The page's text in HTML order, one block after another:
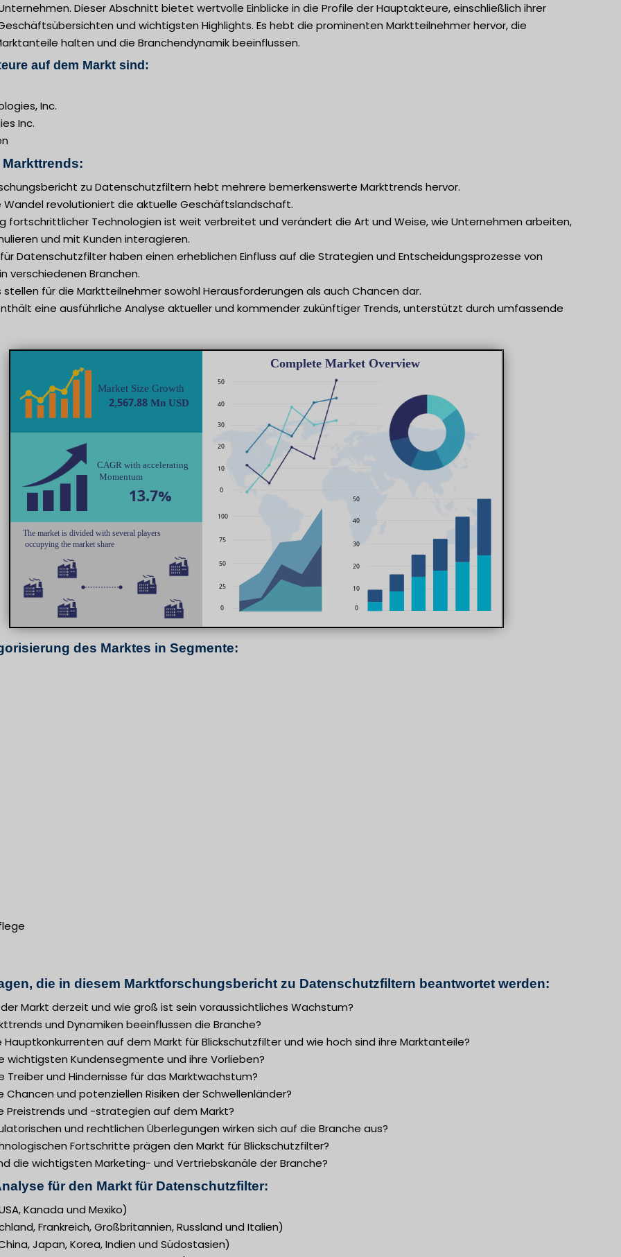
Dieser Abschnitt bietet wertvolle Einblicke in die Profile der Hauptakteure, einschließlich ihrer
und wichtigsten Highlights. Es hebt die prominenten Marktteilnehmer hervor, die
halten und die Branchendynamik beeinflussen.
auf dem Markt sind:
Inc.
Inc.
zu Datenschutzfiltern hebt mehrere bemerkenswerte Markttrends hervor.
Wandel revolutioniert die aktuelle Geschäftslandschaft.
fortschrittlicher Technologien ist weit verbreitet und verändert die Art und Weise, wie Unternehmen arbeiten,
und mit Kunden interagieren.
Datenschutzfilter haben einen erheblichen Einfluss auf die Strategien und Entscheidungsprozesse von
verschiedenen Branchen.
stellen für die Marktteilnehmer sowohl Herausforderungen als auch Chancen dar.
eine ausführliche Analyse aktueller und kommender zukünftiger Trends, unterstützt durch umfassende
des Marktes in Segmente:
die in diesem Marktforschungsbericht zu Datenschutzfiltern beantwortet werden:
Markt derzeit und wie groß ist sein voraussichtliches Wachstum?
und Dynamiken beeinflussen die Branche?
Hauptkonkurrenten auf dem Markt für Blickschutzfilter und wie hoch sind ihre Marktanteile?
wichtigsten Kundensegmente und ihre Vorlieben?
Treiber und Hindernisse für das Marktwachstum?
Chancen und potenziellen Risiken der Schwellenländer?
Preistrends und -strategien auf dem Markt?
und rechtlichen Überlegungen wirken sich auf die Branche aus?
Fortschritte prägen den Markt für Blickschutzfilter?
die wichtigsten Marketing- und Vertriebskanäle der Branche?
für den Markt für Datenschutzfilter:
Kanada und Mexiko)
Frankreich, Großbritannien, Russland und Italien)
Japan, Korea, Indien und Südostasien)